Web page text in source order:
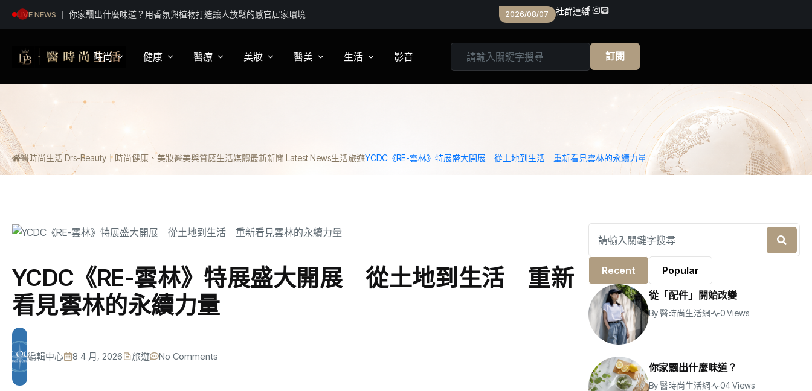
LIVE NEWS
參考書藏哪裡才不會被督學查到？台灣補課文化40年沒變的荒謬
日常
2026/08/07 社群連結
時尚
影視娛樂
潮流趨勢
健康
營養
醫療
醫師訪談
美妝
專家建議
醫美
醫美實測
生活
旅遊
影音 訂閱
醫時尚生活 Drs-Beauty｜時尚健康、美妝醫美與質感生活媒體最新新聞 Latest News生活旅遊YCDC《RE-雲林》特展盛大開展 從土地到生活 重新看見雲林的永續力量
YCDC《RE-雲林》特展盛大開展 從土地到生活 重新
看見雲林的永續力量
編輯中心 8 4 月, 2026 旅遊 No Comments
Recent Popular
從「配件」開始改變
By醫時尚生活網 0 Views
你家飄出什麼味道？
By醫時尚生活網 04 Views